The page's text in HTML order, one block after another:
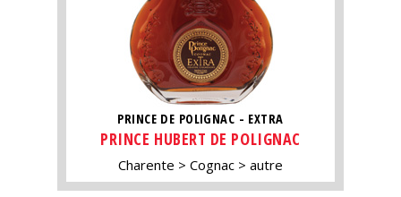
PRINCE DE POLIGNAC - EXTRA
PRINCE HUBERT DE POLIGNAC
Charente Cognac autre